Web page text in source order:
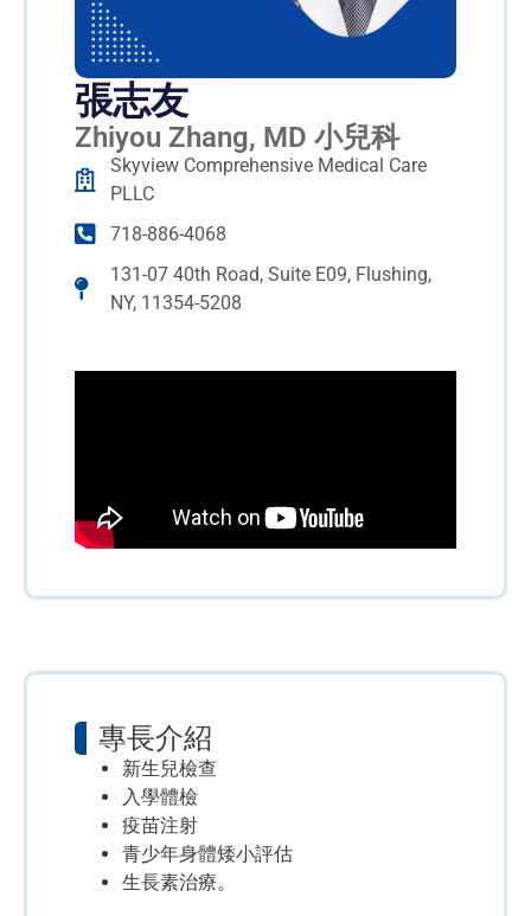
張志友
Zhiyou Zhang, MD 小兒科
Skyview Comprehensive Medical Care
PLLC
718-886-4068
131-07 40th Road, Suite E09, Flushing,
NY, 11354-5208
專長介紹
新生兒檢查
入學體檢
疫苗注射
青少年身體矮小評估
生長素治療。